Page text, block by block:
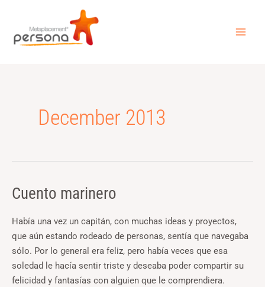
content
December 2013
Cuento marinero
Había una vez un capitán, con muchas ideas y proyectos,
que aún estando rodeado de personas, sentía que navegaba
sólo. Por lo general era feliz, pero había veces que esa
soledad le hacía sentir triste y deseaba poder compartir su
felicidad y fantasías con alguien que le comprendiera.
Cuento